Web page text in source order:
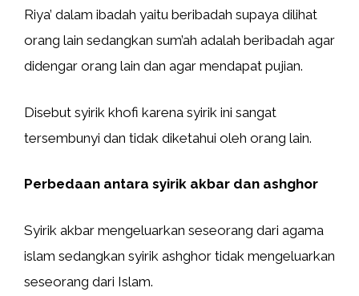
Riya’ dalam ibadah yaitu beribadah supaya dilihat
orang lain sedangkan sum’ah adalah beribadah agar
didengar orang lain dan agar mendapat pujian.
Disebut syirik khofi karena syirik ini sangat
tersembunyi dan tidak diketahui oleh orang lain.
Perbedaan antara syirik akbar dan ashghor
Syirik akbar mengeluarkan seseorang dari agama
islam sedangkan syirik ashghor tidak mengeluarkan
seseorang dari Islam.